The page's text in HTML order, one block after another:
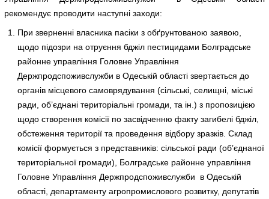
рекомендує проводити наступні заходи:
При зверненні власника пасіки з обґрунтованою заявою,
щодо підозри на отруєння бджіл пестицидами Болградське
районне управління Головне Управління
Держпродспоживслужби в Одеській області звертається до
органів місцевого самоврядування (сільські, селищні, міські
ради, об’єднані територіальні громади, та ін.) з пропозицією
щодо створення комісії по засвідченню факту загибелі бджіл,
обстеження території та проведення відбору зразків. Склад
комісії формується з представників: сільської ради (об’єднаної
територіальної громади), Болградське районне управління
Головне Управління Держпродспоживслужби в Одеській
області, департаменту агропромислового розвитку, депутатів